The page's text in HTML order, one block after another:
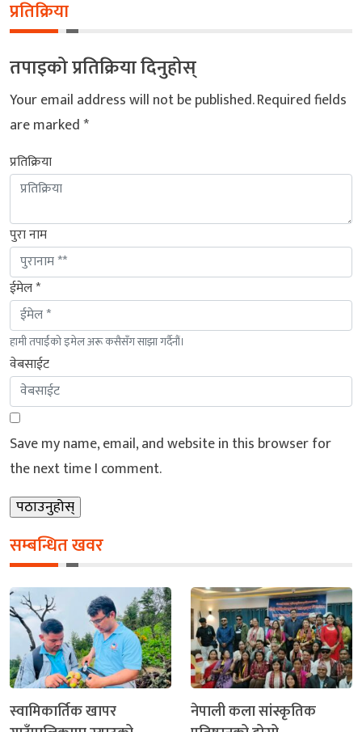
प्रतिक्रिया
तपाइको प्रतिक्रिया दिनुहोस्
Your email address will not be published.Required fields
are marked*
प्रतिक्रिया
पुरा नाम
ईमेल *
हामी तपाईंको इमेल अरू कसैसँग साझा गर्दैनौं।
वेबसाईट
Save my name, email, and website in this browser for
the next time I comment.
सम्बन्धित खवर
स्वामिकार्तिक खापर
नेपाली कला सांस्कृतिक